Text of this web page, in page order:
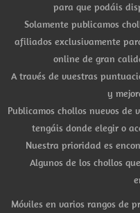
para que podáis
Solamente publicamos
afiliados exclusivamente
online de gran
A través de vuestras
y
Publicamos chollos nuevos
tengáis donde elegir o
Nuestra prioridad es
Algunos de los chollos
Móviles en varios rangos de